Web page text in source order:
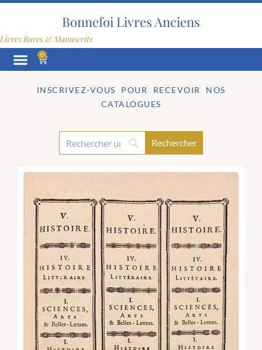
Aller
Bonnefoi Livres Anciens
Livres Rares & Manuscrits
0
Panier
INSCRIVEZ-VOUS POUR RECEVOIR NOS
CATALOGUES